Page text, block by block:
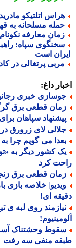
اتلتیکو مادرید
مسلحانه به قهوه
معارفه نکونام
سپاه:
است
پرتغالی در کادر
داغ:
خبری رجانیوز
قطعی برق گرگان امروز
سپاهان برای جذب 2 بازیکن
لای زرورق در
می گویم چرا به
کشور دیگر به
کرد
قطعی برق زنجان امروز
ای!
روی لبه ی
وحشتناک
منفی سه رفت